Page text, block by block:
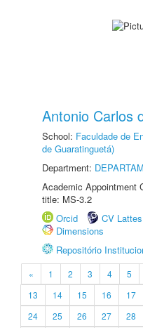
Antonio Carlos
School: Faculdade de
de Guaratinguetá)
Department:
Academic Appointment
title: MS-3.2
Orcid
CV Lattes
Dimensions
Repositório
« 1 2 3 4 5
13
14 15 16 17
24
25 26 27 28